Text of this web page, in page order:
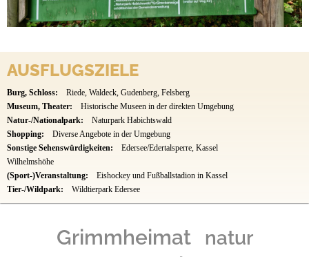
AUSFLUGSZIELE
Burg, Schloss:
Riede, Waldeck, Gudenberg, Felsberg
Museum, Theater:
Historische Museen in der direkten Umgebung
Natur-/Nationalpark:
Naturpark Habichtswald
Shopping:
Diverse Angebote in der Umgebung
Sonstige Sehenswürdigkeiten:
Edersee/Edertalsperre, Kassel
Wilhelmshöhe
(Sport-)Veranstaltung:
Eishockey und Fußballstadion in Kassel
Tier-/Wildpark:
Wildtierpark Edersee
Grimmheimat natur